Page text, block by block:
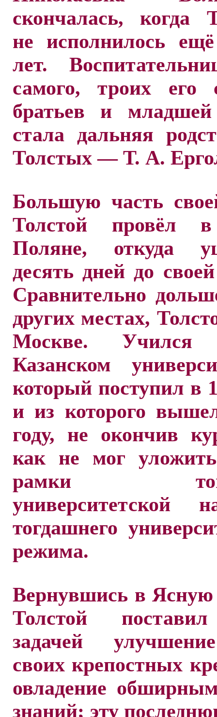
скончалась, когда
не исполнилось
лет.
самого, троих его
братьев и
стала дальняя
Толстых — Т. А.
Большую часть
Толстой провёл
Поляне, откуда
десять дней до
Сравнительно
других местах,
Москве.
Казанском
который поступил в
и из которого
году, не окончив
как не мог
рамки
университетской
тогдашнего
режима.
Вернувшись в
Толстой
задачей
своих крепостных
овладение
знаний; эту